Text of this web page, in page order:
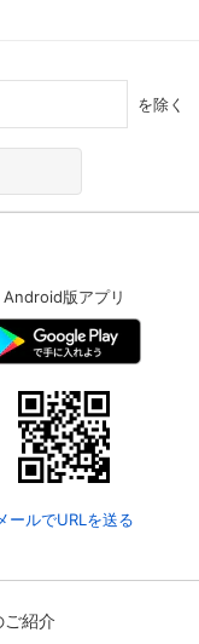
を除く
Android版アプリ
ールでURLを送る
紹介